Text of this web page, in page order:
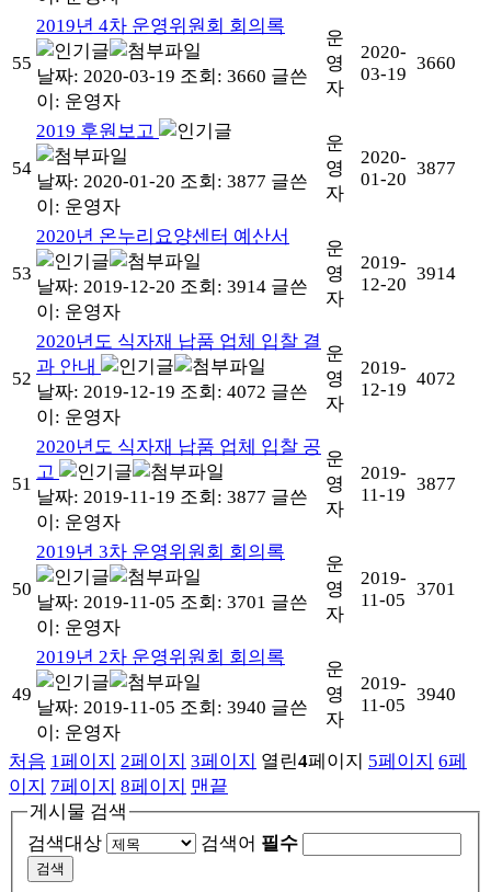
55
2019년 4차 운영위원회 회의록
날짜: 2020-03-19 조회: 3660 글쓴
이: 운영자
운
영
자
2020-
03-19
3660
54
2019 후원보고
날짜: 2020-01-20 조회: 3877 글쓴
이: 운영자
운
영
자
2020-
01-20
3877
53
2020년 온누리요양센터 예산서
날짜: 2019-12-20 조회: 3914 글쓴
이: 운영자
운
영
자
2019-
12-20
3914
52
2020년도 식자재 납품 업체 입찰 결
과 안내
날짜: 2019-12-19 조회: 4072 글쓴
이: 운영자
운
영
자
2019-
12-19
4072
51
2020년도 식자재 납품 업체 입찰 공
고
날짜: 2019-11-19 조회: 3877 글쓴
이: 운영자
운
영
자
2019-
11-19
3877
50
2019년 3차 운영위원회 회의록
날짜: 2019-11-05 조회: 3701 글쓴
이: 운영자
운
영
자
2019-
11-05
3701
49
2019년 2차 운영위원회 회의록
날짜: 2019-11-05 조회: 3940 글쓴
이: 운영자
운
영
자
2019-
11-05
3940
처음 1페이지 2페이지 3페이지 열린4페이지 5페이지 6페
이지 7페이지 8페이지 맨끝
게시물 검색
검색대상
검색어 필수